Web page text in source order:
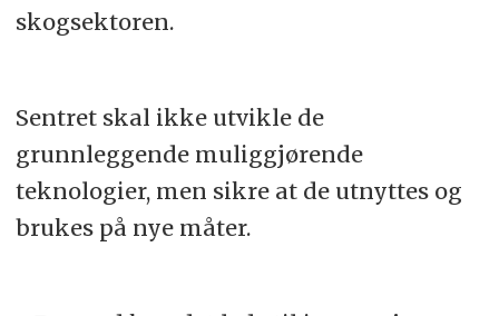
skogsektoren.
Sentret skal ikke utvikle de
grunnleggende muliggjørende
teknologier, men sikre at de utnyttes og
brukes på nye måter.